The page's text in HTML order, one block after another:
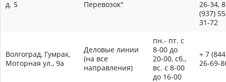
д. 5
Перевозок"
26-34, 8
(937)
31-72
Волгоград, Гумрак,
Моторная ул., 9а
Деловые линии
(на все
направления)
пн.- пт. с
8-00 до
20-00, сб.,
вс. с 8-00
до 16-00
+ 7
26-69-